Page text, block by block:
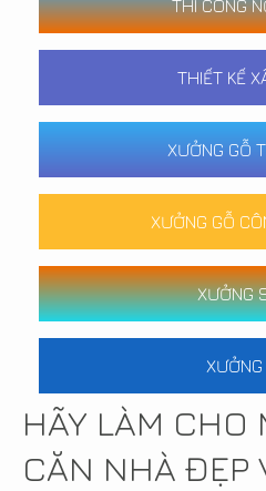
THI CÔNG
THIẾT KẾ
XƯỞNG GỖ
XƯỞNG GỖ
XƯỞNG
HÃY LÀM CHO
CĂN NHÀ ĐẸP